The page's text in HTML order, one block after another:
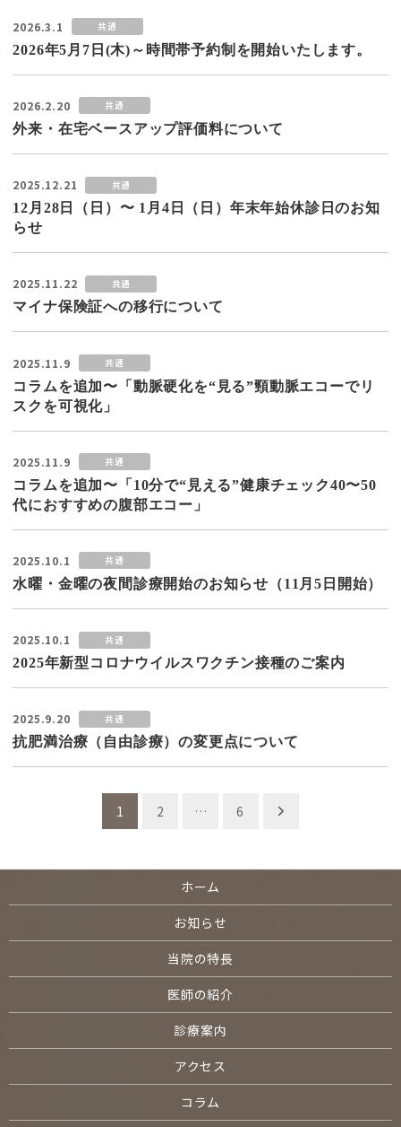
2026.3.1 共通
2026年5月7日(木)～時間帯予約制を開始いたします。
2026.2.20 共通
外来・在宅ベースアップ評価料について
2025.12.21 共通
12月28日（日）〜 1月4日（日）年末年始休診日のお知
らせ
2025.11.22 共通
マイナ保険証への移行について
2025.11.9 共通
コラムを追加〜「動脈硬化を“見る”頸動脈エコーでリ
スクを可視化」
2025.11.9 共通
コラムを追加〜「10分で“見える”健康チェック40〜50
代におすすめの腹部エコー」
2025.10.1 共通
水曜・金曜の夜間診療開始のお知らせ（11月5日開始）
2025.10.1 共通
2025年新型コロナウイルスワクチン接種のご案内
2025.9.20 共通
抗肥満治療（自由診療）の変更点について
の
ペ
ー
ジ
1 2 … 6
ホーム
お知らせ
当院の特長
医師の紹介
診療案内
アクセス
コラム